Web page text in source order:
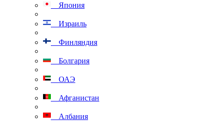
Япония
Израиль
Финляндия
Болгария
ОАЭ
Афганистан
Албания